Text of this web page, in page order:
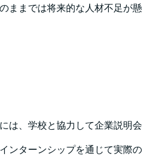
ままでは将来的な人材不足が懸
は、学校と協力して企業説明会
ンターンシップを通じて実際の